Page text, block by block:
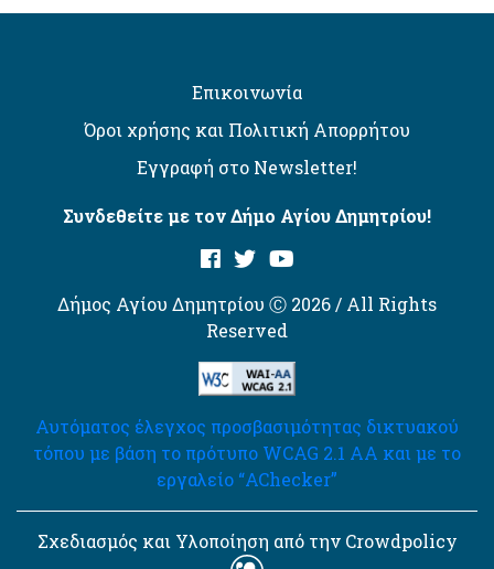
Επικοινωνία
Όροι χρήσης και Πολιτική Απορρήτου
Εγγραφή στο Newsletter!
Συνδεθείτε με τον Δήμο Αγίου Δημητρίου!
Δήμος Αγίου Δημητρίου Ⓒ 2026 / All Rights
Reserved
Αυτόματος έλεγχος προσβασιμότητας δικτυακού
τόπου με βάση το πρότυπο WCAG 2.1 AA και με το
εργαλείο “AChecker”
Σχεδιασμός και Υλοποίηση από την Crowdpolicy